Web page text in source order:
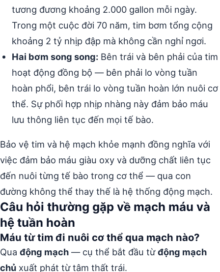
tương đương khoảng 2.000 gallon mỗi ngày.
Trong một cuộc đời 70 năm, tim bơm tổng cộng
khoảng 2 tỷ nhịp đập mà không cần nghỉ ngơi.
Hai bơm song song: Bên trái và bên phải của tim
hoạt động đồng bộ — bên phải lo vòng tuần
hoàn phổi, bên trái lo vòng tuần hoàn lớn nuôi cơ
thể. Sự phối hợp nhịp nhàng này đảm bảo máu
lưu thông liên tục đến mọi tế bào.
Bảo vệ tim và hệ mạch khỏe mạnh đồng nghĩa với
việc đảm bảo máu giàu oxy và dưỡng chất liên tục
đến nuôi từng tế bào trong cơ thể — qua con
đường không thể thay thế là hệ thống động mạch.
Câu hỏi thường gặp về mạch máu và
hệ tuần hoàn
Máu từ tim đi nuôi cơ thể qua mạch nào?
Qua động mạch — cụ thể bắt đầu từđộng mạch
chủ xuất phát từ tâm thất trái.